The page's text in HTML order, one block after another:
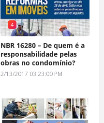
4
NBR 16280 – De quem é a
responsabilidade pelas
obras no condomínio?
2/13/2017 03:23:00 PM